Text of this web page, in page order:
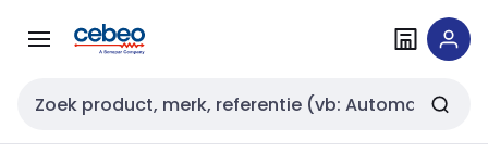
naar
naar
Zoekveld invoer